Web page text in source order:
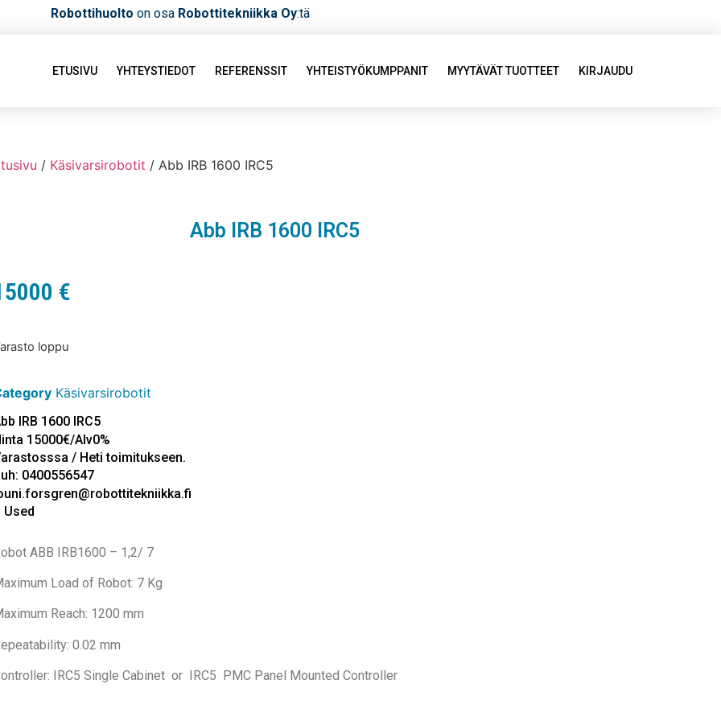
Robottihuolto on osa Robottitekniikka Oy:tä
ETUSIVU YHTEYSTIEDOT REFERENSSIT YHTEISTYÖKUMPPANIT MYYTÄVÄT TUOTTEET KIRJAUDU
/ Käsivarsirobotit / Abb IRB 1600 IRC5
Abb IRB 1600 IRC5
€
loppu
Käsivarsirobotit
IRB 1600 IRC5
15000€/Alv0%
/ Heti toimitukseen.
0400556547
Used
ABB IRB1600 – 1,2/ 7
Load of Robot: 7 Kg
Reach: 1200 mm
0.02 mm
IRC5 Single Cabinet or IRC5 PMC Panel Mounted Controller